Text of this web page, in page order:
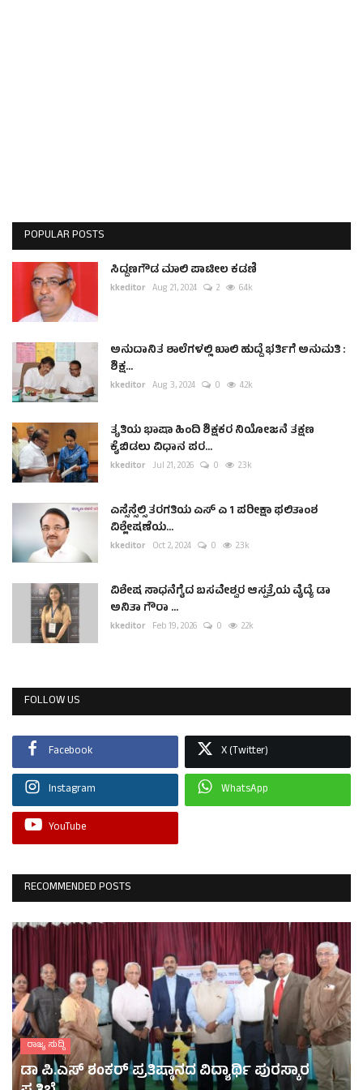
POPULAR POSTS
ಸಿದ್ದಣಗೌಡ ಮಾಲಿ ಪಾಟೀಲ ಕಡಣಿ
kkeditor Aug 21, 2024 2 6.4k
ಅನುದಾನಿತ ಶಾಲೆಗಳಲ್ಲಿ ಖಾಲಿ ಹುದ್ದೆ ಭರ್ತಿಗೆ ಅನುಮತಿ :
ಶಿಕ್ಷ...
kkeditor Aug 3, 2024 0 4.2k
ತೃತಿಯ ಭಾಷಾ ಹಿಂದಿ ಶಿಕ್ಷಕರ ನಿಯೋಜನೆ ತಕ್ಷಣ
ಕೈಬಿಡಲು ವಿಧಾನ ಪರ...
kkeditor Jul 21, 2026 0 2.3k
ಎಸ್ಸೆಸ್ಸೆಲ್ಸಿ ತರಗತಿಯ ಎಸ್ ಎ 1 ಪರೀಕ್ಷಾ ಫಲಿತಾಂಶ
ವಿಶ್ಲೇಷಣೆಯ...
kkeditor Oct 2, 2024 0 2.3k
ವಿಶೇಷ ಸಾಧನೆಗೈದ ಬಸವೇಶ್ವರ ಆಸ್ಪತ್ರೆಯ ವೈದ್ಯೆ ಡಾ
ಅನಿತಾ ಗೌರಾ ...
kkeditor Feb 19, 2026 0 2.2k
FOLLOW US
Facebook X (Twitter)
Instagram WhatsApp
YouTube
RECOMMENDED POSTS
ರಾಜ್ಯ ಸುದ್ದಿ
ಡಾ ಪಿ.ಎಸ್ ಶಂಕರ್ ಪ್ರತಿಷ್ಠಾನದ ವಿದ್ಯಾರ್ಥಿ ಪುರಸ್ಕಾರ